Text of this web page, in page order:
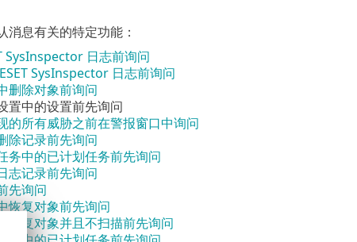
消息有关的特定功能：
SysInspector 日志前询问
SysInspector 日志前询问
删除对象前询问
置中的设置前先询问
的所有威胁之前在警报窗口中询问
除记录前先询问
务中的已计划任务前先询问
志记录前先询问
先询问
恢复对象前先询问
恢复对象并且不扫描前先询问